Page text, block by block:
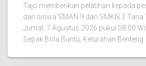
Tajo memberikan pelatihan kepada
dari siswa SMAN 9 dan SMKN 2 Tana
Jumat, 7 Agustus 2026 pukul 08.00
Sepak Bola Buntu, Kelurahan Benteng